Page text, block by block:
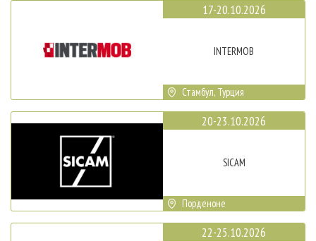
17-20.10.2026
INTERMOB
Стамбул, Турция
20-23.10.2026
SICAM
Порденоне
22-25.10.2026